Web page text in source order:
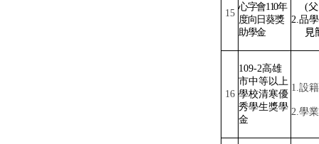
15
心字會110年
度向日葵獎
助學金
(
2.品
見
16
109-2高雄
市中等以上
學校清寒優
秀學生獎學
金
1.設
2.學